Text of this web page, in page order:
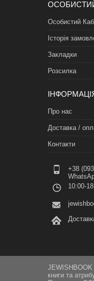
Особистий
Історія
Закладки
Розсилка
Про нас
Доставка /
Контакти
+38
10:00-
JEWISHBOOK
книги та